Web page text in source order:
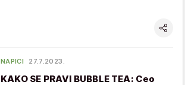
NAPICI 27.7.2023.
KAKO SE PRAVI BUBBLE TEA: Ceo